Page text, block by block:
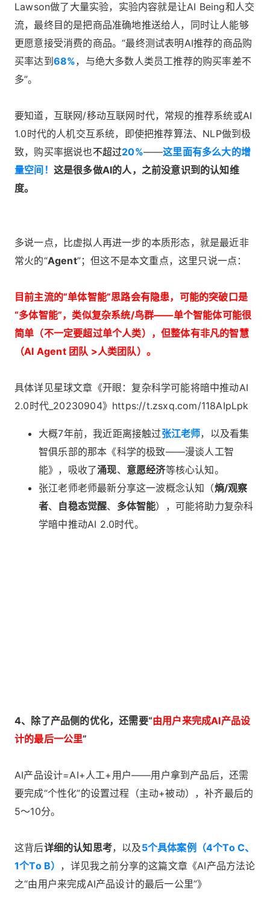
Lawson做了大量实验，实验内容就是让AI Being和人交
流，最终目的是把商品准确地推送给人，同时让人能够
更愿意接受消费的商品。“最终测试表明AI推荐的商品购
买率达到 68%，与绝大多数人类员工推荐的购买率差不
多”。
要知道，互联网/移动互联网时代，常规的推荐系统或AI
1.0时代的人机交互系统，即使把推荐算法、NLP做到极
致，购买率据说也不超过20%——这里面有多么大的增
量空间！ 这是很多做AI的人，之前没意识到的认知维
度。
多说一点，比虚拟人再进一步的本质形态，就是最近非
常火的“Agent”；但这不是本文重点，这里只说一点：
目前主流的“单体智能”思路会有隐患，可能的突破口是
“多体智能”，类似复杂系统/鸟群——单个智能体可能很
简单（不一定要超过单个人类），但整体有非凡的智慧
（AI Agent 团队 >人类团队）。
具体详见星球文章《开眼：复杂科学可能将暗中推动AI
2.0时代_20230904》https://t.zsxq.com/118AIpLpk
大概7年前，我近距离接触过张江老师，以及看集
智俱乐部的那本《科学的极致——漫谈人工智
能》，吸收了涌现、 意愿经济等核心认知。
张江老师老师最新分享这一波概念认知（熵/观察
者、 自稳态觉醒、 多体智能），可能将助力复杂科
学暗中推动AI 2.0时代。
4、除了产品侧的优化，还需要“由用户来完成AI产品设
计的最后一公里”
AI产品设计=AI+人工+用户——用户拿到产品后，还需
要完成“个性化”的设置过程（主动+被动），补齐最后的
5～10分。
这背后详细的认知思考，以及5个具体案例（4个To C、
1个To B） ，详见我之前分享的这篇文章《AI产品方法论
之“由用户来完成AI产品设计的最后一公里”》